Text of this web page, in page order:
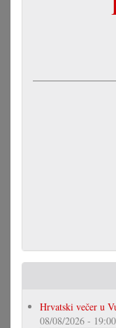
Hrvatski večer u
08/08/2026 - 19:00